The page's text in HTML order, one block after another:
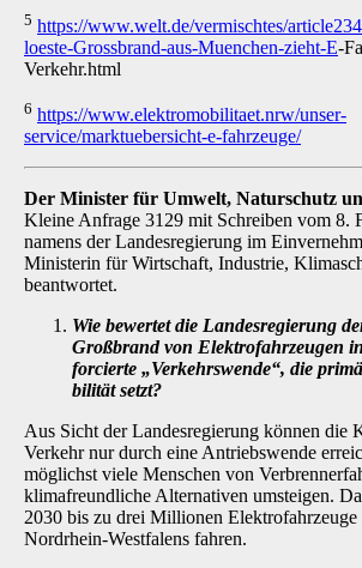
5 https://www.welt.de/vermischtes/
loeste-Grossbrand-aus-Muenchen-zieht-E-
Verkehr.html
6 https://www.elektromobilitaet.nrw/unser-
service/marktuebersicht-e-fahrzeuge/
Der Minister für Umwelt, Naturschutz
Kleine Anfrage 3129 mit Schrei­ben vom 8.
namens der Landesregierung im
Ministerin für Wirtschaft, Industrie,
beantwortet.
Wie bewertet die Landesregierung
Großbrand von Elektrofahr­zeugen
forcierte „Verkehrswende“, die
bilität setzt?
Aus Sicht der Landesregierung können die
Verkehr nur durch eine An­triebswende
möglichst viele Menschen von
klimafreundliche Alternativen umsteigen.
2030 bis zu drei Millionen Elekt­rofahrzeuge
Nordrhein-Westfalens fahren.